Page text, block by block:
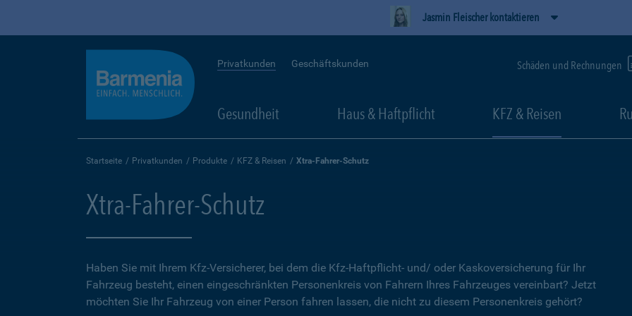
Jasmin Fleischer kontaktieren
Privatkunden Geschäftskunden Schäden und Rechnungen
Gesundheit Haus & Haftpflicht KFZ & Reisen
Startseite Privatkunden Produkte KFZ & Reisen Xtra-Fahrer-Schutz
Xtra-Fahrer-Schutz
Haben Sie mit Ihrem Kfz-Versicherer, bei dem die Kfz-Haftpflicht- und/ oder Kaskoversicherung für Ihr
Fahrzeug besteht, einen eingeschränkten Personenkreis von Fahrern Ihres Fahrzeuges vereinbart? Jetzt
möchten Sie Ihr Fahrzeug von einer Person fahren lassen, die nicht zu diesem Personenkreis gehört?